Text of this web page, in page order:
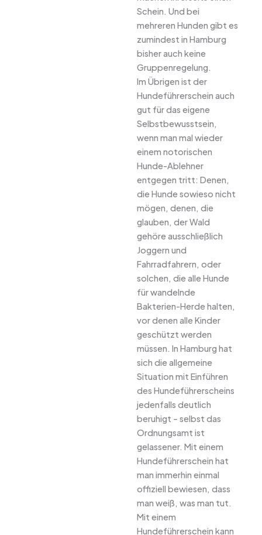
Schein. Und bei
mehreren Hunden gibt es
zumindest in Hamburg
bisher auch keine
Gruppenregelung.
Im Übrigen ist der
Hundeführerschein auch
gut für das eigene
Selbstbewusstsein,
wenn man mal wieder
einem notorischen
Hunde-Ablehner
entgegen tritt: Denen,
die Hunde sowieso nicht
mögen, denen, die
glauben, der Wald
gehöre ausschließlich
Joggern und
Fahrradfahrern, oder
solchen, die alle Hunde
für wandelnde
Bakterien-Herde halten,
vor denen alle Kinder
geschützt werden
müssen. In Hamburg hat
sich die allgemeine
Situation mit Einführen
des Hundeführerscheins
jedenfalls deutlich
beruhigt – selbst das
Ordnungsamt ist
gelassener. Mit einem
Hundeführerschein hat
man immerhin einmal
offiziell bewiesen, dass
man weiß, was man tut.
Mit einem
Hundeführerschein kann